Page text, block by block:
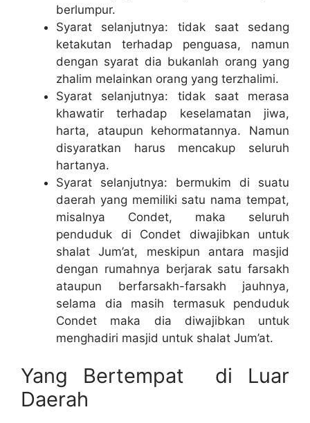
berlumpur.
Syarat selanjutnya: tidak saat sedang
ketakutan terhadap penguasa, namun
dengan syarat dia bukanlah orang yang
zhalim melainkan orang yang terzhalimi.
Syarat selanjutnya: tidak saat merasa
khawatir terhadap keselamatan jiwa,
harta, ataupun kehormatannya. Namun
disyaratkan harus mencakup seluruh
hartanya.
Syarat selanjutnya: bermukim di suatu
daerah yang memiliki satu nama tempat,
misalnya Condet, maka seluruh
penduduk di Condet diwajibkan untuk
shalat Jum’at, meskipun antara masjid
dengan rumahnya berjarak satu farsakh
ataupun berfarsakh-farsakh jauhnya,
selama dia masih termasuk penduduk
Condet maka dia diwajibkan untuk
menghadiri masjid untuk shalat Jum’at.
Yang Bertempat di Luar
Daerah